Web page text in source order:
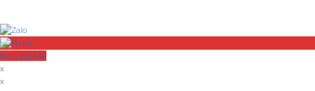
0905 992 646
x
x